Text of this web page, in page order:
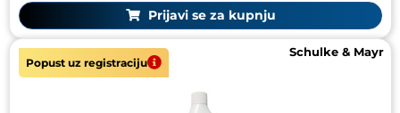
Prijavi se za kupnju
Popust uz registraciju
Schulke & Mayr